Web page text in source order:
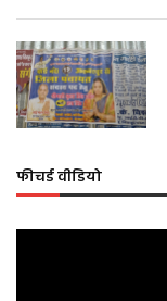
फीचर्ड वीडियो